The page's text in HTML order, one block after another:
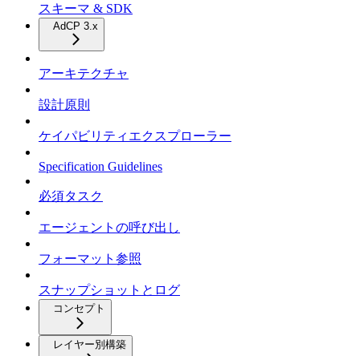
スキーマ & SDK
AdCP 3.x
アーキテクチャ
設計原則
ケイパビリティエクスプローラー
Specification Guidelines
必須タスク
エージェントの呼び出し
フォーマット参照
スナップショットとログ
コンセプト
レイヤー別構築